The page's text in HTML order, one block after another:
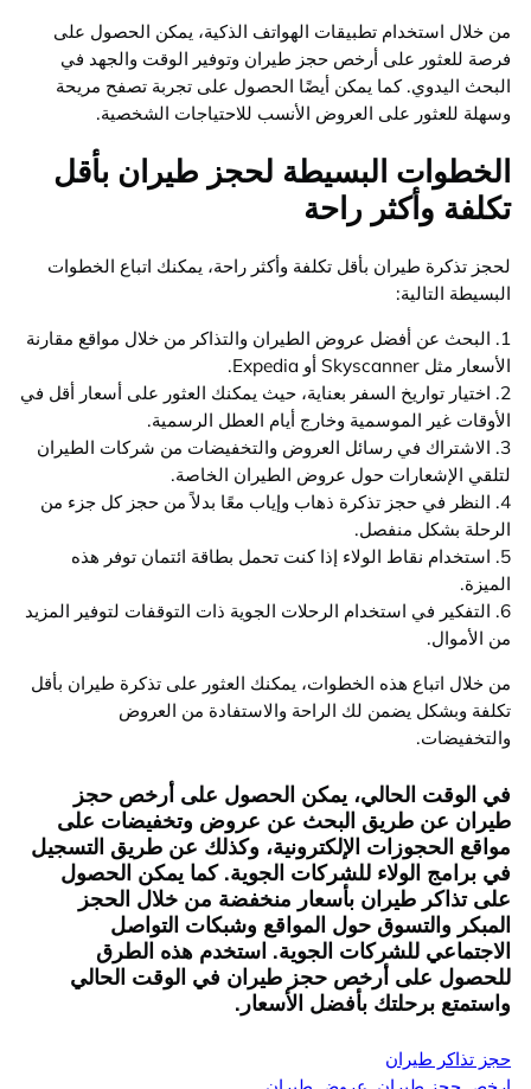
من خلال استخدام تطبيقات الهواتف الذكية، يمكن الحصول على
فرصة للعثور على أرخص حجز طيران وتوفير الوقت والجهد في
البحث اليدوي. كما يمكن أيضًا الحصول على تجربة تصفح مريحة
وسهلة للعثور على العروض الأنسب للاحتياجات الشخصية.
الخطوات البسيطة لحجز طيران بأقل
تكلفة وأكثر راحة
لحجز تذكرة طيران بأقل تكلفة وأكثر راحة، يمكنك اتباع الخطوات
البسيطة التالية:
1. البحث عن أفضل عروض الطيران والتذاكر من خلال مواقع مقارنة
الأسعار مثل Skyscanner أو Expedia.
2. اختيار تواريخ السفر بعناية، حيث يمكنك العثور على أسعار أقل في
الأوقات غير الموسمية وخارج أيام العطل الرسمية.
3. الاشتراك في رسائل العروض والتخفيضات من شركات الطيران
لتلقي الإشعارات حول عروض الطيران الخاصة.
4. النظر في حجز تذكرة ذهاب وإياب معًا بدلاً من حجز كل جزء من
الرحلة بشكل منفصل.
5. استخدام نقاط الولاء إذا كنت تحمل بطاقة ائتمان توفر هذه
الميزة.
6. التفكير في استخدام الرحلات الجوية ذات التوقفات لتوفير المزيد
من الأموال.
من خلال اتباع هذه الخطوات، يمكنك العثور على تذكرة طيران بأقل
تكلفة وبشكل يضمن لك الراحة والاستفادة من العروض
والتخفيضات.
في الوقت الحالي، يمكن الحصول على أرخص حجز
طيران عن طريق البحث عن عروض وتخفيضات على
مواقع الحجوزات الإلكترونية، وكذلك عن طريق التسجيل
في برامج الولاء للشركات الجوية. كما يمكن الحصول
على تذاكر طيران بأسعار منخفضة من خلال الحجز
المبكر والتسوق حول المواقع وشبكات التواصل
الاجتماعي للشركات الجوية. استخدم هذه الطرق
للحصول على أرخص حجز طيران في الوقت الحالي
واستمتع برحلتك بأفضل الأسعار.
حجز تذاكر طيران